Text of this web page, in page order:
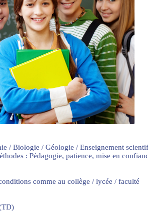
/ Biologie / Géologie / Enseignement
: Pédagogie, patience, mise en
comme au collège / lycée / faculté